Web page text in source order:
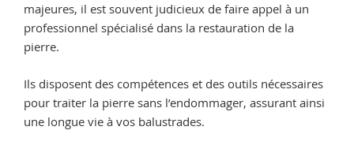
majeures, il est souvent judicieux de faire appel à un
professionnel spécialisé dans la restauration de la
pierre.
Ils disposent des compétences et des outils nécessaires
pour traiter la pierre sans l’endommager, assurant ainsi
une longue vie à vos balustrades.